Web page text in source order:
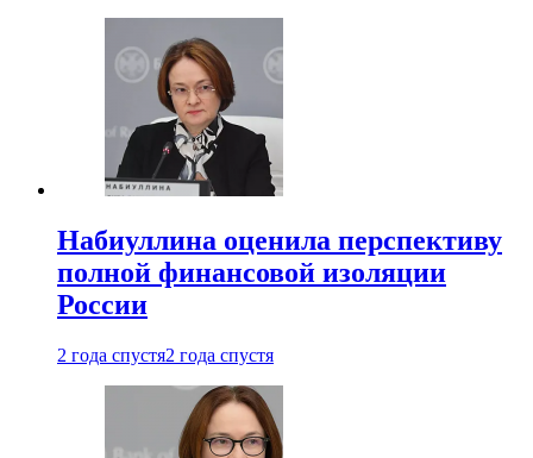
Набиуллина оценила перспективу
полной финансовой изоляции
России
2 года спустя2 года спустя